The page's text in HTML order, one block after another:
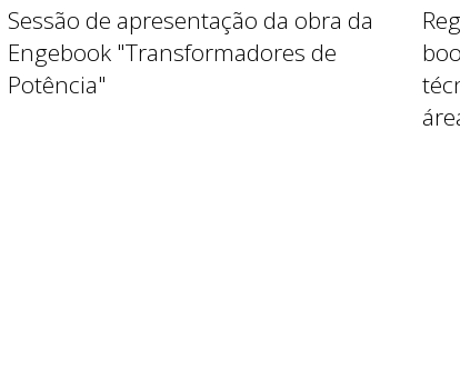
Sessão de apresentação da obra da
Engebook "Transformadores de
Potência"